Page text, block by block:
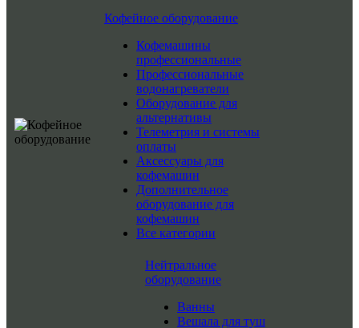
Кофейное оборудование
Кофемашины
профессиональные
Профессиональные
водонагреватели
Оборудование для
альтернативы
Телеметрия и системы
оплаты
Аксессуары для
кофемашин
Дополнительное
оборудование для
кофемашин
Все категории
Нейтральное
оборудование
Ванны
Вешала для туш